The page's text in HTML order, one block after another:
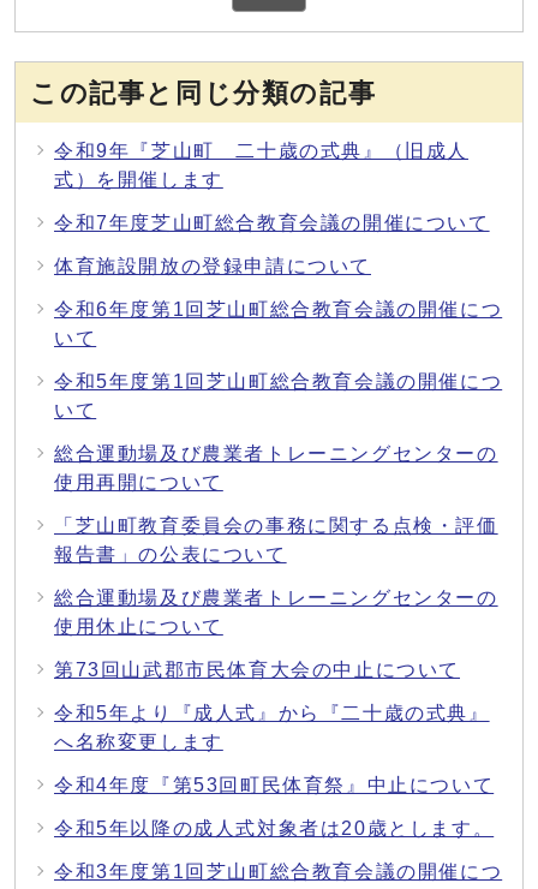
この記事と同じ分類の記事
令和9年『芝山町 二十歳の式典』（旧成人
式）を開催します
令和7年度芝山町総合教育会議の開催について
体育施設開放の登録申請について
令和6年度第1回芝山町総合教育会議の開催につ
いて
令和5年度第1回芝山町総合教育会議の開催につ
いて
総合運動場及び農業者トレーニングセンターの
使用再開について
「芝山町教育委員会の事務に関する点検・評価
報告書」の公表について
総合運動場及び農業者トレーニングセンターの
使用休止について
第73回山武郡市民体育大会の中止について
令和5年より『成人式』から『二十歳の式典』
へ名称変更します
令和4年度『第53回町民体育祭』中止について
令和5年以降の成人式対象者は20歳とします。
令和3年度第1回芝山町総合教育会議の開催につ